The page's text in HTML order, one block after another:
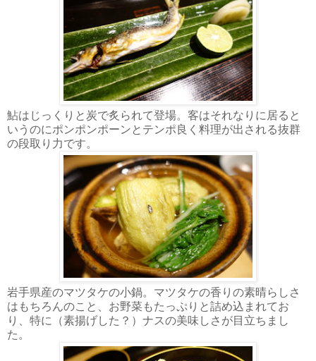
鮎はじっくりと炭で炙られて登場。客はそれなりに居ると
いうのにポンポンポーンとテンポ良く料理が出される抜群
の段取り力です。
岩手県産のマツタケの小鍋。マツタケの香りの素晴らしさ
はもちろんのこと、お野菜もたっぷりと詰め込まれてお
り、特に（素揚げした？）ナスの美味しさが目立ちまし
た。